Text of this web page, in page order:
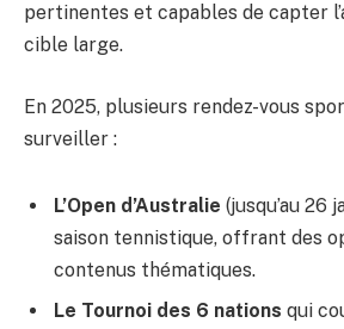
pertinentes et capables de capter
cible large.
En 2025, plusieurs rendez-vous
surveiller :
L’Open d’Australie (jusqu’au 26
saison tennistique, offrant des
contenus thématiques.
Le Tournoi des 6 nations qui